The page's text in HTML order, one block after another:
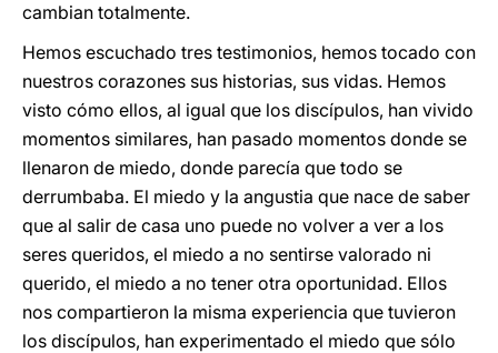
cambian totalmente.
Hemos escuchado tres testimonios, hemos tocado con
nuestros corazones sus historias, sus vidas. Hemos
visto cómo ellos, al igual que los discípulos, han vivido
momentos similares, han pasado momentos donde se
llenaron de miedo, donde parecía que todo se
derrumbaba. El miedo y la angustia que nace de saber
que al salir de casa uno puede no volver a ver a los
seres queridos, el miedo a no sentirse valorado ni
querido, el miedo a no tener otra oportunidad. Ellos
nos compartieron la misma experiencia que tuvieron
los discípulos, han experimentado el miedo que sólo